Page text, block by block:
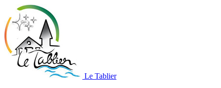
Le Tablier